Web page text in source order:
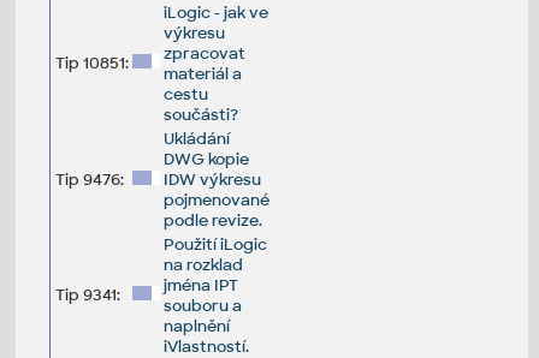
Tip 10851:
iLogic - jak ve
výkresu
zpracovat
materiál a
cestu
součásti?
Tip 9476:
Ukládání
DWG kopie
IDW výkresu
pojmenované
podle revize.
Tip 9341:
Použití iLogic
na rozklad
jména IPT
souboru a
naplnění
iVlastností.